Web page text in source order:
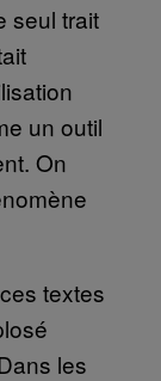
seul trait
un outil
On
textes
les